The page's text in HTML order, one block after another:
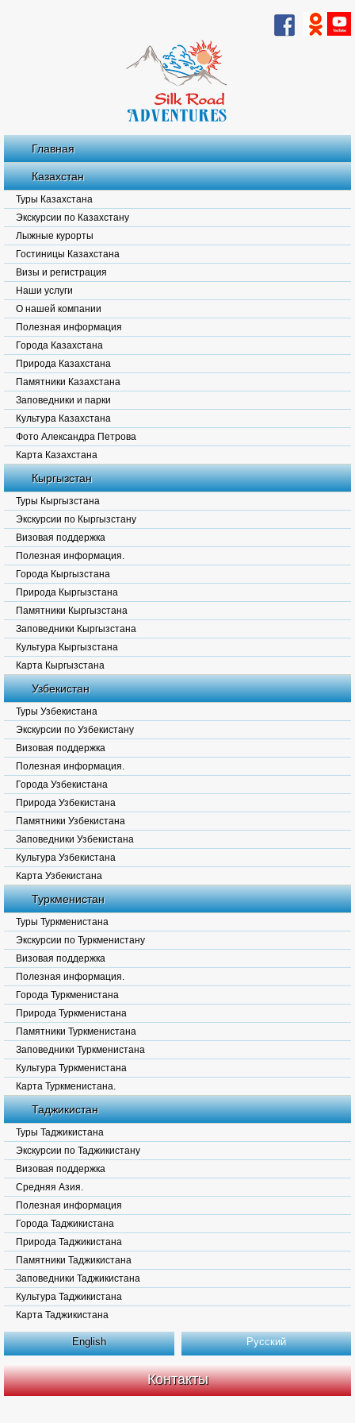
Главная
Казахстан
Туры Казахстана
Экскурсии по Казахстану
Лыжные курорты
Гостиницы Казахстана
Визы и регистрация
Наши услуги
О нашей компании
Полезная информация
Города Казахстана
Природа Казахстана
Памятники Казахстана
Заповедники и парки
Культура Казахстана
Фото Александра Петрова
Карта Казахстана
Кыргызстан
Туры Кыргызстана
Экскурсии по Кыргызстану
Визовая поддержка
Полезная информация.
Города Кыргызстана
Природа Кыргызстана
Памятники Кыргызстана
Заповедники Кыргызстана
Культура Кыргызстана
Карта Кыргызстана
Узбекистан
Туры Узбекистана
Экскурсии по Узбекистану
Визовая поддержка
Полезная информация.
Города Узбекистана
Природа Узбекистана
Памятники Узбекистана
Заповедники Узбекистана
Культура Узбекистана
Карта Узбекистана
Туркменистан
Туры Туркменистана
Экскурсии по Туркменистану
Визовая поддержка
Полезная информация.
Города Туркменистана
Природа Туркменистана
Памятники Туркменистана
Заповедники Туркменистана
Культура Туркменистана
Карта Туркменистана.
Таджикистан
Туры Таджикистана
Экскурсии по Таджикистану
Визовая поддержка
Средняя Азия.
Полезная информация
Города Таджикистана
Природа Таджикистана
Памятники Таджикистана
Заповедники Таджикистана
Культура Таджикистана
Карта Таджикистана
English Русский
Контакты